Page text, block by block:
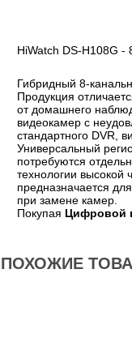
HiWatch DS-H108G -
Гибридный 8-
Продукция
от домашнего
видеокамер с
стандартного DVR,
Универсальный
потребуются
технологии
предназначается
при замене камер.
Покупая Цифровой
ПОХОЖИЕ